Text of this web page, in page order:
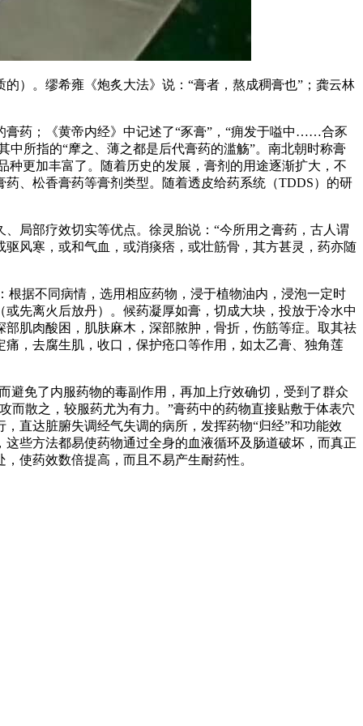
）。缪希雍《炮炙大法》说：“膏者，熬成稠膏也”；龚云林
膏药；《黄帝内经》中记述了“豕膏”，“痈发于嗌中……合豕
所指的“摩之、薄之都是后代膏药的滥觞”。南北朝时称膏
种更加丰富了。随着历史的发展，膏剂的用途逐渐扩大，不
、松香膏药等膏剂类型。随着透皮给药系统（TDDS）的研
局部疗效切实等优点。徐灵胎说：“今所用之膏药，古人谓
风寒，或和气血，或消痰痞，或壮筋骨，其方甚灵，药亦随
根据不同病情，选用相应药物，浸于植物油内，浸泡一定时
先离火后放丹）。候药凝厚如膏，切成大块，投放于冷水中
肌肉酸困，肌肤麻木，深部脓肿，骨折，伤筋等症。取其祛
，去腐生肌，收口，保护疮口等作用，如太乙膏、独角莲
避免了内服药物的毒副作用，再加上疗效确切，受到了群众
而散之，较服药尤为有力。”膏药中的药物直接贴敷于体表穴
直达脏腑失调经气失调的病所，发挥药物“归经”和功能效
些方法都易使药物通过全身的血液循环及肠道破坏，而真正
使药效数倍提高，而且不易产生耐药性。